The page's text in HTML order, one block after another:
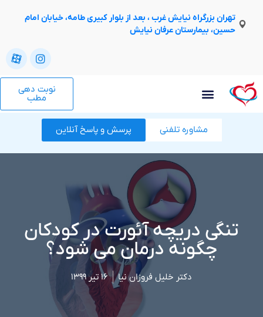
تهران بزرگراه نیایش غرب ، بعد از بلوار کبیری طامه، خیابان امام
حسین، بیمارستان عرفان نیایش
نوبت دهی
مطب
مشاوره تلفنی پرسش و پاسخ آنلاین
تنگی دریچه آئورت در کودکان
چگونه درمان می شود؟
دکتر خلیل فروزان نیا ۱۶ تیر ۱۳۹۹